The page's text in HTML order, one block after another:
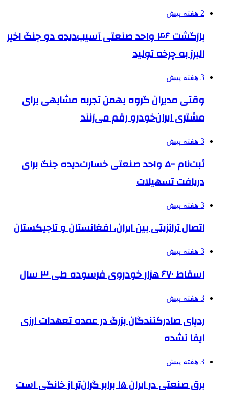
2 هفته پیش
بازگشت ۴۶ واحد صنعتی آسیب‌دیده دو جنگ اخیر
البرز به چرخه تولید
3 هفته پیش
وقتی مدیران گروه بهمن تجربه مشابهی برای
مشتری ایران‌خودرو رقم می‌زنند
3 هفته پیش
ثبت‌نام ۵۰۰ واحد صنعتی خسارت‌دیده جنگ برای
دریافت تسهیلات
3 هفته پیش
اتصال ترانزیتی بین ایران، افغانستان و تاجیکستان
3 هفته پیش
اسقاط ۶۷۰ هزار خودروی فرسوده طی ۳ سال
3 هفته پیش
ردپای صادرکنندگان بزرگ در عمده تعهدات ارزی
ایفا نشده
3 هفته پیش
برق صنعتی در ایران ۱۵ برابر گران‌تر از خانگی است